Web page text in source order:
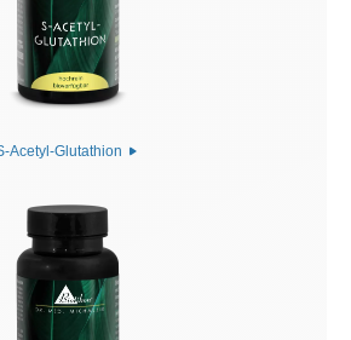
Acetyl-Glutathion